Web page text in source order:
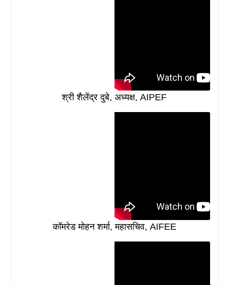
श्री शैलेंद्र दुबे, अध्यक्ष, AIPEF
कॉमरेड मोहन शर्मा, महासचिव, AIFEE